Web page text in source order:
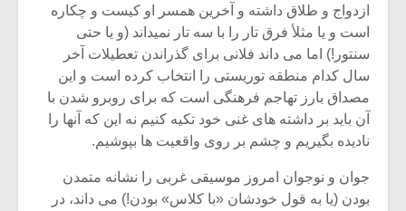
ازدواج و طلاق داشته و آخرین همسر او کیست و چکاره
است و یا مثلأ فرق تار را با سه تار نمیداند (و یا حتی
سنتور!) اما می داند فلانی برای گذراندن تعطیلات آخر
سال کدام منطقه توریستی را انتخاب کرده است و این
مصداق بارز تهاجم فرهنگی است که برای روبرو شدن با
آن باید بر داشته های غنی خود تکیه کنیم نه این که آنها را
نادیده بگیریم و چشم بر روی واقعیت ها بپوشیم.
جوان و نوجوان امروز موسیقی غربی را نشانه متمدن
بودن (یا به قول خودشان «با کلاس» بودن!) می داند، در